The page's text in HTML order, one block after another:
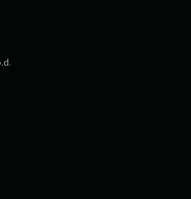
選んでください♪ 応募には今繋がる電話
11時から受け付けています！) 【まんぷ
まんぷくにしてくれる曲のリクエストお待
いやすいようび】 こうなりたい！こ
おう！というコーナー♪ 今日は、リスナ
「#fm802」 ⇒twitterアカウントは
ページはコチラ